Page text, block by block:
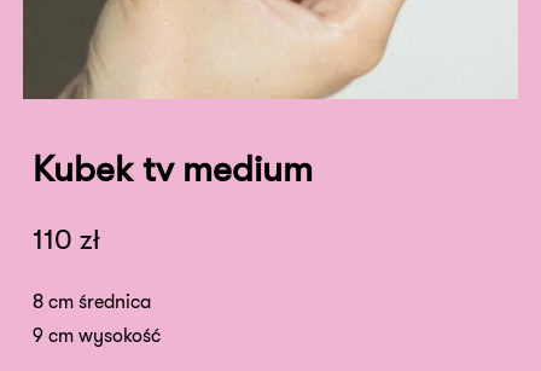
Kubek tv medium
110 zł
8 cm średnica
9 cm wysokość